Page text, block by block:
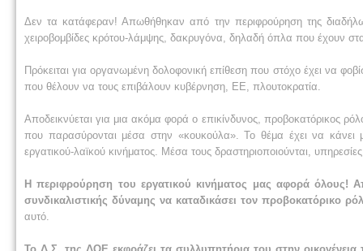
Δεν τα κατάφεραν! Απωθήθηκαν από την περιφρούρηση της
χειροβομβίδες κρότου-λάμψης, δακρυγόνα, δηλαδή όπλα που έχουν στα
Πρόκειται για οργανωμένη δολοφονική επίθεση που στόχο έχει να
που θέλουν να τους επιβάλουν κυβέρνηση, ΕΕ, πλουτοκρατία.
Αποδεικνύεται για μια ακόμα φορά ο επικίνδυνος, προβοκατόρικος
που παρασύρονται μέσα στην «κουκούλα». Το θέμα έχει να
εργατικού-λαϊκού κινήματος. Μέσα τους δραστηριοποιούνται,
Η περιφρούρηση του εργατικού κινήματος μας αφορά όλους!
συνδικαλιστικής δύναμης να καταδικάσει τον προβοκατόρικο
αυτό.